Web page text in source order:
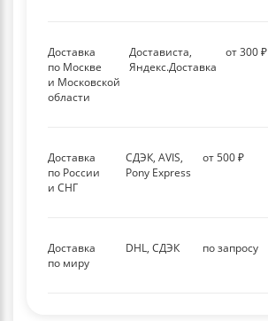
Доставка
по Москве
и Московской
области
Достависта,
Яндекс.Доставка
от 300 ₽
Доставка
по России
и СНГ
СДЭК, AVIS,
Pony Express
от 500 ₽
Доставка
по миру
DHL, СДЭК по запросу